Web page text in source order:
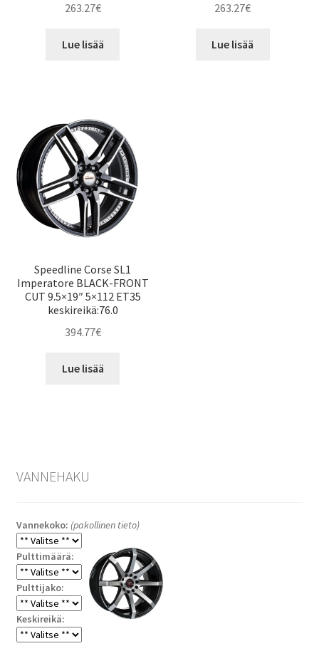
263.27€
Lue lisää
263.27€
Lue lisää
Speedline Corse SL1
Imperatore BLACK-FRONT
CUT 9.5×19″ 5×112 ET35
keskireikä:76.0
394.77€
Lue lisää
VANNEHAKU
Vannekoko: (pakollinen tieto)
Pulttimäärä:
Pulttijako:
Keskireikä: